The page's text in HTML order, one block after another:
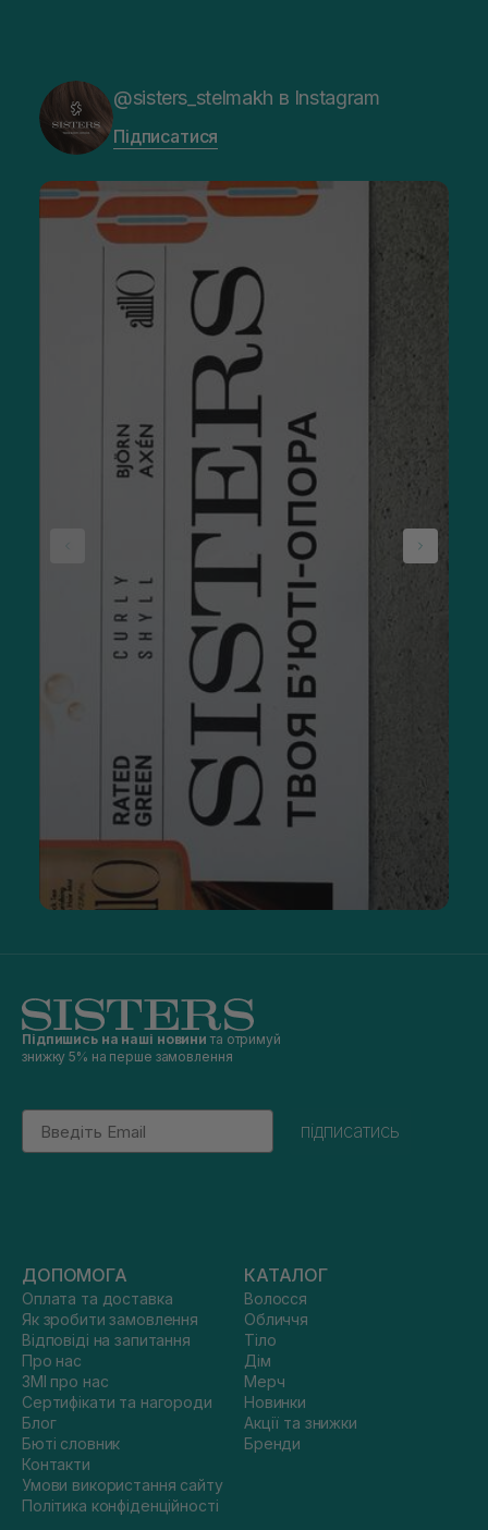
@sisters_stelmakh в Instagram
Підписатися
Підпишись на наші новини та отримуй
знижку 5% на перше замовлення
Email
підписатись
ДОПОМОГА
Оплата та доставка
Як зробити замовлення
Відповіді на запитання
Про нас
ЗМІ про нас
Сертифікати та нагороди
Блог
Бюті словник
Контакти
Умови використання сайту
Політика конфіденційності
КАТАЛОГ
Волосся
Обличчя
Тіло
Дім
Мерч
Новинки
Акції та знижки
Бренди